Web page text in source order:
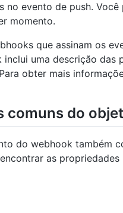
no evento de push.
momento.
que assinam os
uma descrição das
obter mais
comuns do
do webhook também
as